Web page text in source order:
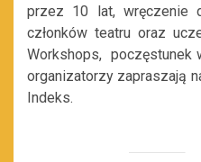
przez 10 lat, wręczenie
członków teatru oraz
Workshops, poczęstunek
organizatorzy zapraszają
Indeks.